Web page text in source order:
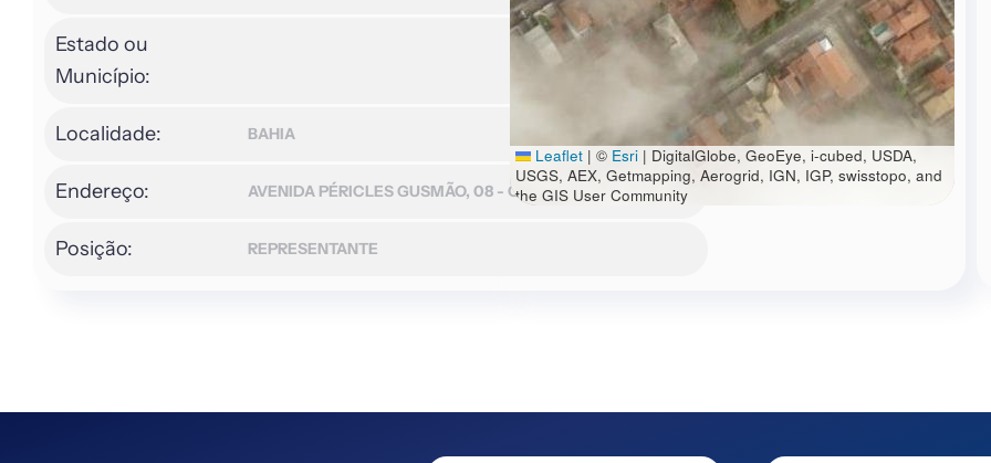
Estado ou
Município:
Localidade: BAHIA
Endereço: AVENIDA PÉRICLES GUSMÃO, 08 - CANDEIAS
Posição: REPRESENTANTE
Leaflet | © Esri| DigitalGlobe, GeoEye, i-cubed, USDA,
USGS, AEX, Getmapping, Aerogrid, IGN, IGP, swisstopo, and
the GIS User Community